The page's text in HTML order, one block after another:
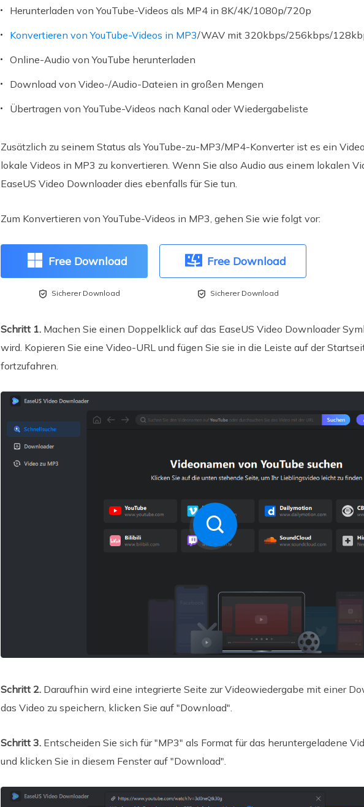
Herunterladen von YouTube-Videos als MP4 in 8K/4K/1080p/720p
Konvertieren von YouTube-Videos in MP3/WAV mit 320kbps/256kbps/
Online-Audio von YouTube herunterladen
Download von Video-/Audio-Dateien in großen Mengen
Übertragen von YouTube-Videos nach Kanal oder Wiedergabeliste
Zusätzlich zu seinem Status als YouTube-zu-MP3/MP4-Konverter ist es ein
lokale Videos in MP3 zu konvertieren. Wenn Sie also Audio aus einem lokalen
EaseUS Video Downloader dies ebenfalls für Sie tun.
Zum Konvertieren von YouTube-Videos in MP3, gehen Sie wie folgt vor:
Free Download
 Sicherer Download
Free Download
 Sicherer Download
Schritt 1. Machen Sie einen Doppelklick auf das EaseUS Video Downloader
wird. Kopieren Sie eine Video-URL und fügen Sie sie in die Leiste auf der
fortzufahren.
Schritt 2. Daraufhin wird eine integrierte Seite zur Videowiedergabe mit einer
das Video zu speichern, klicken Sie auf "Download".
Schritt 3. Entscheiden Sie sich für "MP3" als Format für das heruntergeladene
und klicken Sie in diesem Fenster auf "Download".